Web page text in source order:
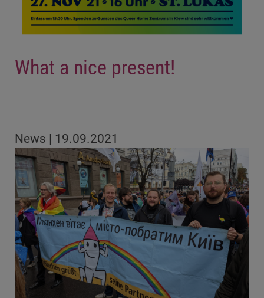
What a nice present!
News | 19.09.2021